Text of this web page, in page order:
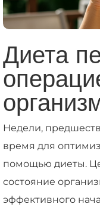
Диета
Недели,
время для
помощью диеты.
состояние
эффективного